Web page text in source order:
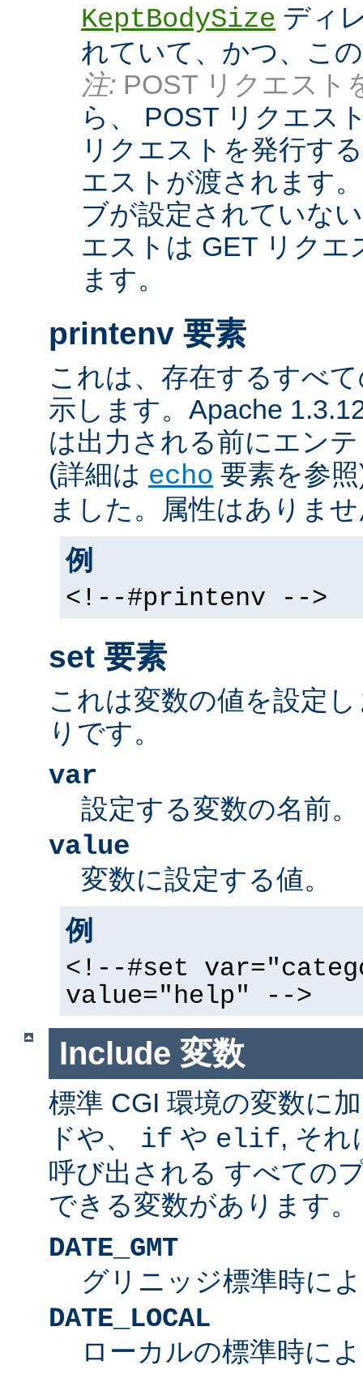
KeptBodySize ディ
れていて、かつ、こ
注: POST リクエスト
ら、 POST リクエス
リクエストを発行す
エストが渡されます
ブが設定されていな
エストは GET リク
ます。
printenv 要素
これは、存在するすべ
示します。Apache
は出力される前にエン
(詳細は echo 要素を参
ました。属性はありま
例
<!--#printenv -->
set 要素
これは変数の値を設定
りです。
var
設定する変数の名前。
value
変数に設定する値。
例
<!--#set
value="help" -->
Include 変数
標準 CGI 環境の変数に
ドや、 if や elif, それ
呼び出される すべての
できる変数があります。
DATE_GMT
グリニッジ標準時に
DATE_LOCAL
ローカルの標準時に